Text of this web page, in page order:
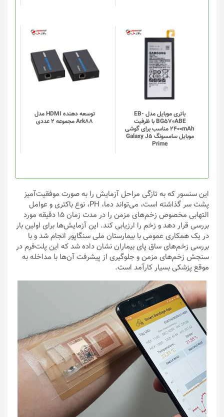
محصول
شوند
باتری موبایل مدل EB-
BG570ABE با ظرفیت
2400mAh مناسب برای گوشی
موبایل سامسونگ Galaxy J5
Prime
توسعه دهنده HDMI مدل
Ark88 مجموعه 2 عددی
این سنسور که به تازگی مراحل آزمایش را به صورت موفقیت‌آمیز
پشت سر گذاشته است، می‌تواند دما، PH، نوع باکتری و عوامل
التهابی مخصوص زخم‌های مزمن را در مدت زمان 15 دقیقه مورد
بررسی قرار دهد و زخم را ارزیابی کند. این آزمایش‌ها برای اولین بار
در یک همکاری عمومی با بیمارستان ملی سنگاپور انجام شد و با
بررسی زخم‌های ساق پای بیماران نشان داده شد که این پلت‌فرم در
سنجش زخم‌های مزمن و جلوگیری از پیشرفت آن‌ها با مداخله به
موقع پزشکی بسیار کارآمد است.